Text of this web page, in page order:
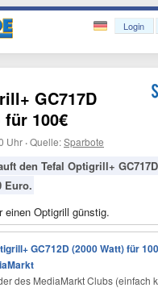
Login
GC717D
für 100€
Uhr ·Quelle:Sparbote
den Tefal Optigrill+
Euro.
einen Optigrill günstig.
GC712D (2000 Watt) für
des MediaMarkt Clubs (einfach